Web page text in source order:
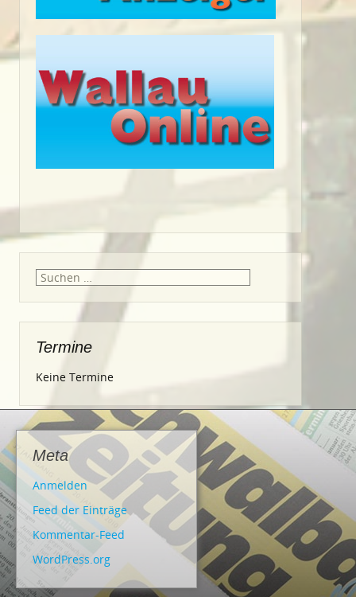
Suche
Termine
Keine Termine
Meta
Anmelden
Feed der Einträge
Kommentar-Feed
WordPress.org